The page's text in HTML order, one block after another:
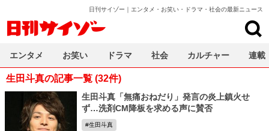
日刊サイゾー｜エンタメ・お笑い・ドラマ・社会の最新ニュース
生田斗真の記事一覧 (32件)
生田斗真「無痛おねだり」発言の炎上鎮火せ
ず…洗剤CM降板を求める声に賛否
生田斗真
エンタメ お笑い ドラマ 社会 カルチャー 連載